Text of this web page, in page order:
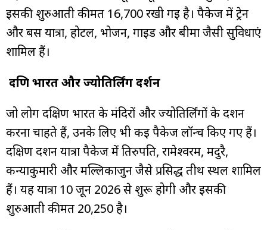
इसकी शुरुआती कीमत ₹16,700 रखी गई है। पैकेज में ट्रेन
और बस यात्रा, होटल, भोजन, गाइड और बीमा जैसी सुविधाएं
शामिल हैं।
दक्षिण भारत और ज्योतिर्लिंग दर्शन
जो लोग दक्षिण भारत के मंदिरों और ज्योतिर्लिंगों के दर्शन
करना चाहते हैं, उनके लिए भी कई पैकेज लॉन्च किए गए हैं।
दक्षिण दर्शन यात्रा पैकेज में तिरुपति, रामेश्वरम, मदुरै,
कन्याकुमारी और मल्लिकार्जुन जैसे प्रसिद्ध तीर्थ स्थल शामिल
हैं। यह यात्रा 10 जून 2026 से शुरू होगी और इसकी
शुरुआती कीमत ₹20,250 है।